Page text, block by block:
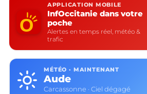
APPLICATION MOBILE
InfOccitanie dans votre
poche
Alertes en temps réel, météo &
trafic
MÉTÉO · MAINTENANT
Aude
Carcassonne · Ciel dégagé